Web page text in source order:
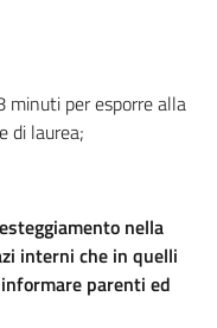
minuti per esporre alla
di laurea;
nella
interni che in quelli
parenti ed